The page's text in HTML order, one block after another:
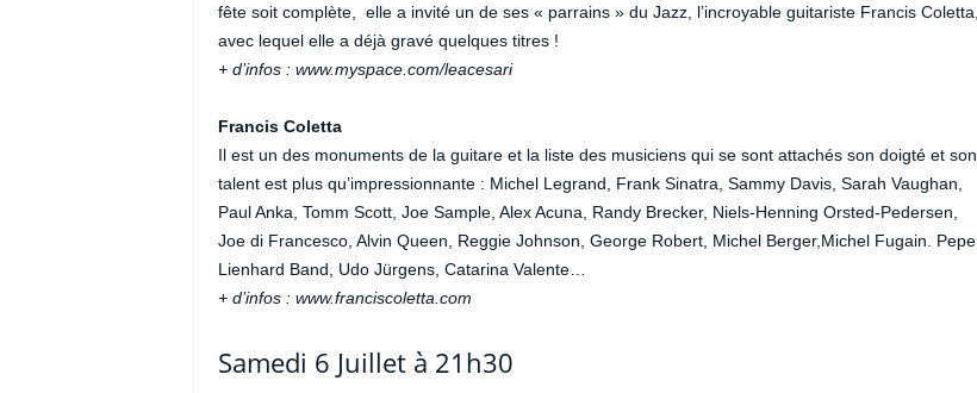
fête soit complète, elle a invité un de ses « parrains » du Jazz, l’incroyable guitariste Francis Coletta,
avec lequel elle a déjà gravé quelques titres !
+ d’infos : www.myspace.com/leacesari
Francis Coletta
Il est un des monuments de la guitare et la liste des musiciens qui se sont attachés son doigté et son
talent est plus qu’impressionnante : Michel Legrand, Frank Sinatra, Sammy Davis, Sarah Vaughan,
Paul Anka, Tomm Scott, Joe Sample, Alex Acuna, Randy Brecker, Niels-Henning Orsted-Pedersen,
Joe di Francesco, Alvin Queen, Reggie Johnson, George Robert, Michel Berger,Michel Fugain. Pepe
Lienhard Band, Udo Jürgens, Catarina Valente…
+ d’infos : www.franciscoletta.com
Samedi 6 Juillet à 21h30